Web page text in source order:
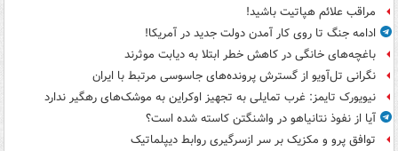
مراقب علائم هپاتیت باشید!
ادامه جنگ تا روی کار آمدن دولت جدید در آمریکا!
باغچه‌های خانگی در کاهش خطر ابتلا به دیابت موثرند
نگرانی تل‌آویو از گسترش پرونده‌های جاسوسی مرتبط با ایران
نیویورک تایمز: غرب تمایلی به تجهیز اوکراین به موشک‌های رهگیر ندارد
آیا از نفوذ نتانیاهو در واشنگتن کاسته شده است؟
توافق پرو و مکزیک بر سر ازسرگیری روابط دیپلماتیک